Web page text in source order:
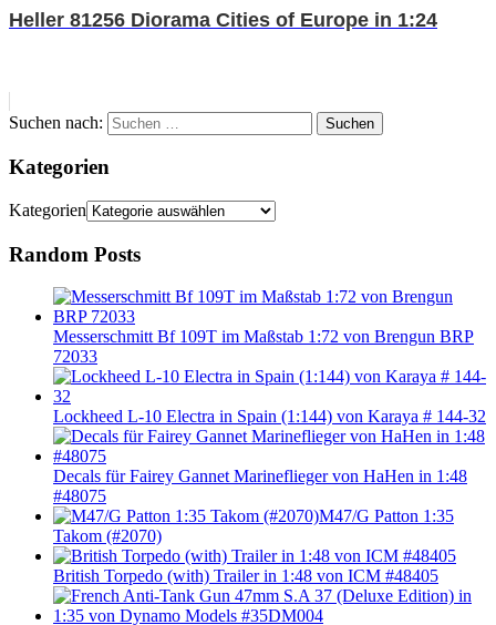
Heller 81256 Diorama Cities of Europe in 1:24
Suchen nach: Suchen
Kategorien
Kategorien
Random Posts
Messerschmitt Bf 109T im Maßstab 1:72 von Brengun BRP
72033
Lockheed L-10 Electra in Spain (1:144) von Karaya # 144-32
Decals für Fairey Gannet Marineflieger von HaHen in 1:48
#48075
M47/G Patton 1:35
Takom (#2070)
British Torpedo (with) Trailer in 1:48 von ICM #48405